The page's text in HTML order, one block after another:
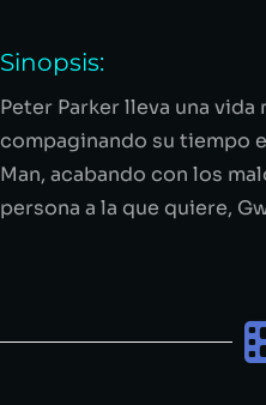
Sinopsis:
Peter Parker lleva una vida
compaginando su tiempo
Man, acabando con los
persona a la que quiere,